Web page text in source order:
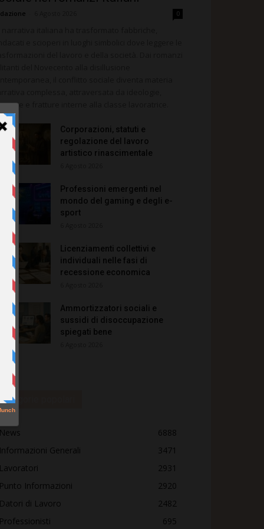
0
e fratture interne alla classe lavoratrice.
Corporazioni, statuti e
regolazione del lavoro
artistico rinascimentale
Professioni emergenti nel
mondo del gaming e degli e-
sport
Licenziamenti collettivi e
individuali nelle fasi di
recessione economica
Ammortizzatori sociali e
sussidi di disoccupazione
spiegati bene
Categorie popolari
News
6888
Informazioni Generali
3471
Lavoratori
2931
Punto Informazioni
2920
Datori di Lavoro
2482
Professionisti
695